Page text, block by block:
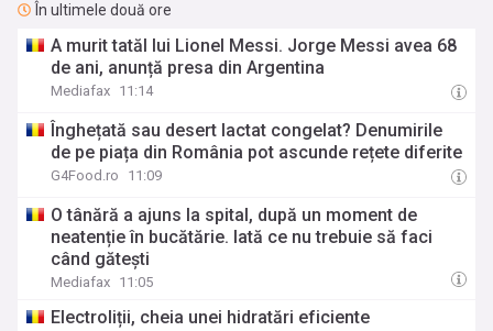
În ultimele două ore
A murit tatăl lui Lionel Messi. Jorge Messi avea 68
de ani, anunță presa din Argentina
Mediafax 11:14
Înghețată sau desert lactat congelat? Denumirile
de pe piața din România pot ascunde rețete diferite
G4Food.ro 11:09
O tânără a ajuns la spital, după un moment de
neatenție în bucătărie. Iată ce nu trebuie să faci
când gătești
Mediafax 11:05
Electroliții, cheia unei hidratări eficiente